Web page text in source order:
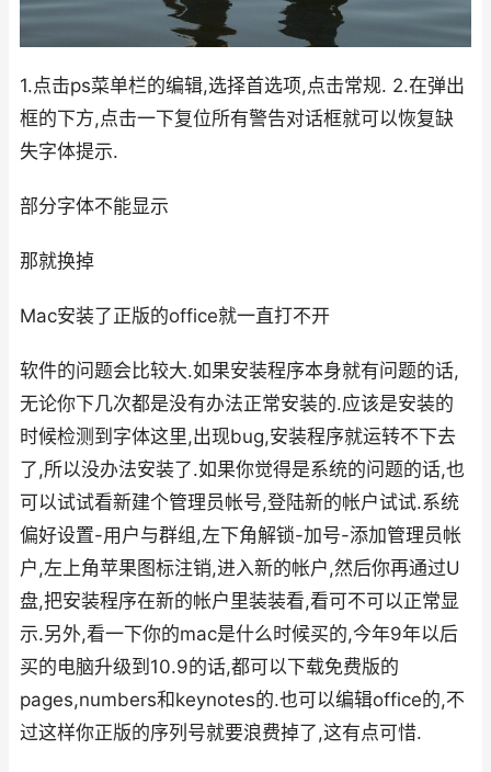
1.点击ps菜单栏的编辑,选择首选项,点击常规. 2.在弹出
框的下方,点击一下复位所有警告对话框就可以恢复缺
失字体提示.
部分字体不能显示
那就换掉
Mac安装了正版的office就一直打不开
软件的问题会比较大.如果安装程序本身就有问题的话,
无论你下几次都是没有办法正常安装的.应该是安装的
时候检测到字体这里,出现bug,安装程序就运转不下去
了,所以没办法安装了.如果你觉得是系统的问题的话,也
可以试试看新建个管理员帐号,登陆新的帐户试试.系统
偏好设置-用户与群组,左下角解锁-加号-添加管理员帐
户,左上角苹果图标注销,进入新的帐户,然后你再通过U
盘,把安装程序在新的帐户里装装看,看可不可以正常显
示.另外,看一下你的mac是什么时候买的,今年9年以后
买的电脑升级到10.9的话,都可以下载免费版的
pages,numbers和keynotes的.也可以编辑office的,不
过这样你正版的序列号就要浪费掉了,这有点可惜.